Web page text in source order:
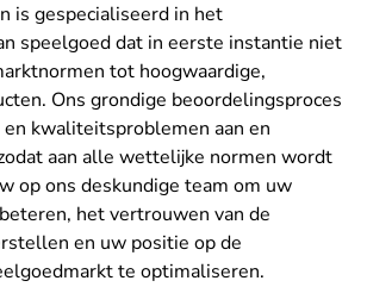
is gespecialiseerd in het
speelgoed dat in eerste instantie niet
tot hoogwaardige,
Ons grondige beoordelingsproces
kwaliteitsproblemen aan en
aan alle wettelijke normen wordt
op ons deskundige team om uw
het vertrouwen van de
en uw positie op de
te optimaliseren.